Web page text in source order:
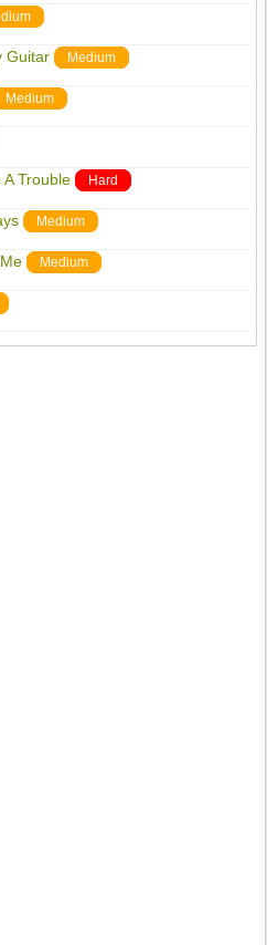
Guitar Medium
Medium
A Trouble Hard
Medium
Medium